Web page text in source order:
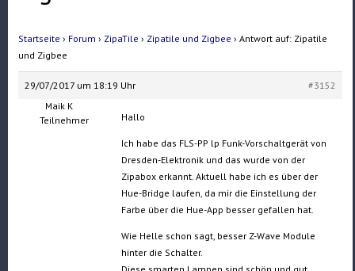
Startseite › Forum › ZipaTile › Zipatile und Zigbee › Antwort auf: Zipatile
und Zigbee
29/07/2017 um 18:19 Uhr
#3152
Maik K
Teilnehmer
Hallo
Ich habe das FLS-PP lp Funk-Vorschaltgerät von
Dresden-Elektronik und das wurde von der
Zipabox erkannt. Aktuell habe ich es über der
Hue-Bridge laufen, da mir die Einstellung der
Farbe über die Hue-App besser gefallen hat.
Wie Helle schon sagt, besser Z-Wave Module
hinter die Schalter.